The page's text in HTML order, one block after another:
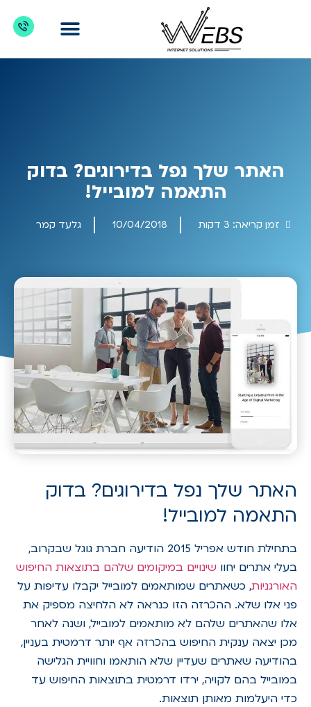
האתר שלך נפל בדירוגים? בדוק
התאמה למובייל!
זמן קריאה: 3 דקות 10/04/2018 גלעד קמר
האתר שלך נפל בדירוגים? בדוק
התאמה למובייל!
בתחילת חודש אפריל 2015 הודיעה חברת גוגל שבקרוב,
בעלי אתרים יחוו שינויים במיקומים שלהם בתוצאות החיפוש
האורגניות, כשאתרים שמותאמים למובייל יקבלו עדיפות על
פני אלו שלא. ההכרזה הזו כנראה לא הלחיצה מספיק את
אלו שהאתרים שלהם לא מותאמים למובייל, ושנה לאחר
מכן יצאה ענקית החיפוש בהכרזה אף יותר דרמטית בעניין,
בהודיעה שאתרים שעדיין שלא הותאמו וחוויית הגלישה
במובייל בהם לקויה, ירדו דרמטית בתוצאות החיפוש עד
כדי היעלמות מאותן תוצאות.